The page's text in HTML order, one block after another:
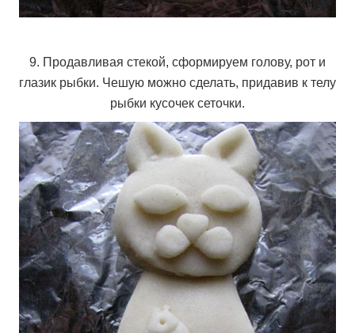
9. Продавливая стекой, сформируем голову, рот и
глазик рыбки. Чешую можно сделать, придавив к телу
рыбки кусочек сеточки.